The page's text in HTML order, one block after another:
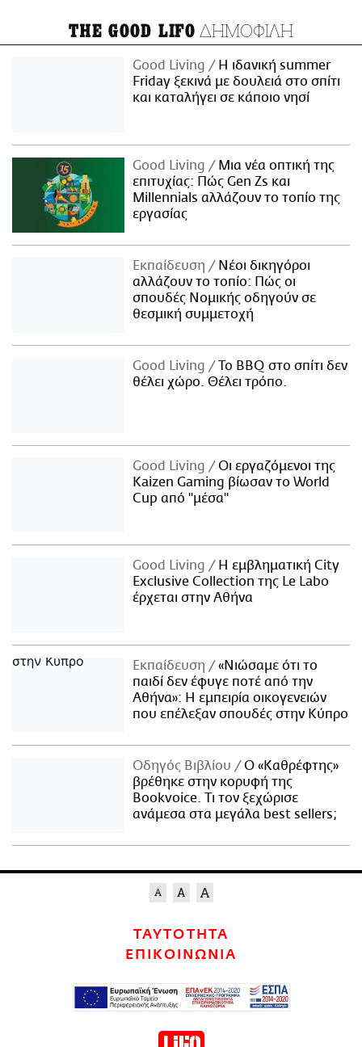
THE GOOD LIFO ΔΗΜΟΦΙΛΗ
Good Living
Η ιδανική summer
Friday ξεκινά με δουλειά στο σπίτι
και καταλήγει σε κάποιο νησί
Good Living
Μια νέα οπτική της
επιτυχίας: Πώς Gen Zs και
Millennials αλλάζουν το τοπίο της
εργασίας
Εκπαίδευση
Νέοι δικηγόροι
αλλάζουν το τοπίο: Πώς οι
σπουδές Νομικής οδηγούν σε
θεσμική συμμετοχή
Good Living
Το BBQ στο σπίτι δεν
θέλει χώρο. Θέλει τρόπο.
Good Living
Οι εργαζόμενοι της
Kaizen Gaming βίωσαν το World
Cup από "μέσα"
Good Living
Η εμβληματική City
Exclusive Collection της Le Labo
έρχεται στην Αθήνα
Εκπαίδευση
«Νιώσαμε ότι το
παιδί δεν έφυγε ποτέ από την
Αθήνα»: Η εμπειρία οικογενειών
που επέλεξαν σπουδές στην Κύπρο
Οδηγός Βιβλίου
Ο «Καθρέφτης»
βρέθηκε στην κορυφή της
Bookvoice. Τι τον ξεχώρισε
ανάμεσα στα μεγάλα best sellers;
ΤΑΥΤΟΤΗΤΑ
ΕΠΙΚΟΙΝΩΝΙΑ